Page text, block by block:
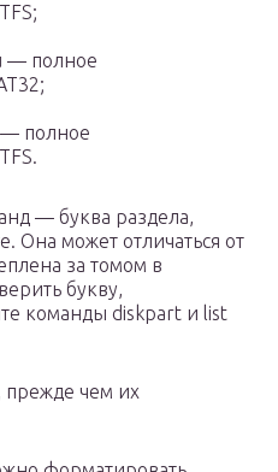
— полное
— полное
— буква раздела,
Она может отличаться от
за томом в
букву,
команды diskpart и list
чем их